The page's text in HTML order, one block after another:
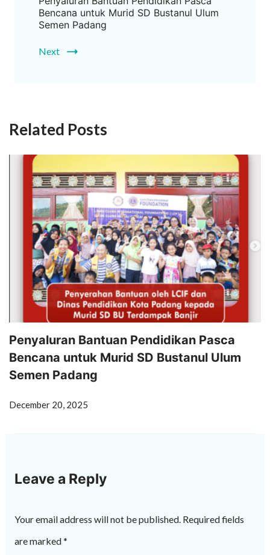
Bencana untuk Murid SD Bustanul Ulum
Semen Padang
Next
Related Posts
Penyaluran Bantuan Pendidikan Pasca
Bencana untuk Murid SD Bustanul Ulum
Semen Padang
December 20, 2025
Leave a Reply
Your email address will not be published. Required fields
are marked*